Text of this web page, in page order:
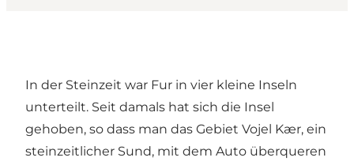
In der Steinzeit war Fur in vier kleine Inseln
unterteilt. Seit damals hat sich die Insel
gehoben, so dass man das Gebiet Vojel Kær, ein
steinzeitlicher Sund, mit dem Auto überqueren